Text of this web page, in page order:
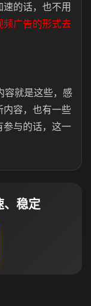
的话，也不用
频广告的形式去
容就是这些，感
内容，也有一些
参与的话，这一
、稳定